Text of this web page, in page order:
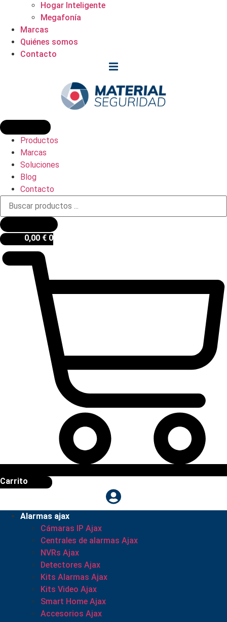
Hogar Inteligente
Megafonía
Marcas
Quiénes somos
Contacto
Productos
Marcas
Soluciones
Blog
Contacto
Búsqueda
productos
0,00 € 0
Carrito
Alarmas ajax
Cámaras IP Ajax
Centrales de alarmas Ajax
NVRs Ajax
Detectores Ajax
Kits Alarmas Ajax
Kits Video Ajax
Smart Home Ajax
Accesorios Ajax